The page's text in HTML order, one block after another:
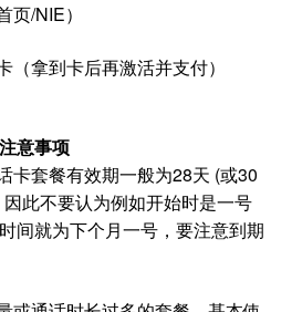
/NIE）
拿到卡后再激活并支付）
意事项
卡套餐有效期一般为28天 (或30
此不要认为例如开始时是一号
间就为下个月一号，要注意到期